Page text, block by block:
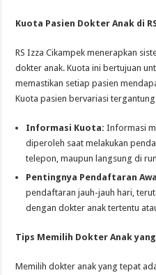
Kuota Pasien Dokter Anak di
RS Izza Cikampek menerapkan
dokter anak. Kuota ini bertujuan
memastikan setiap pasien
Kuota pasien bervariasi
Informasi Kuota: Informasi
diperoleh saat melakukan
telepon, maupun langsung di
Pentingnya Pendaftaran
pendaftaran jauh-jauh hari,
dengan dokter anak tertentu
Tips Memilih Dokter Anak
Memilih dokter anak yang tepat